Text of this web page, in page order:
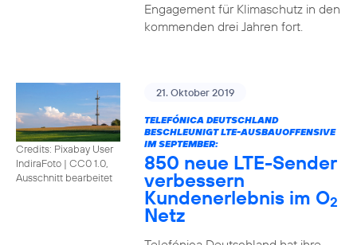
Engagement für Klimaschutz in den
kommenden drei Jahren fort.
Credits: Pixabay User
IndiraFoto | CC0 1.0,
Ausschnitt bearbeitet
21. Oktober 2019
TELEFÓNICA DEUTSCHLAND
BESCHLEUNIGT LTE-AUSBAUOFFENSIVE
IM SEPTEMBER:
850 neue LTE-Sender
verbessern
Kundenerlebnis im O2
Netz